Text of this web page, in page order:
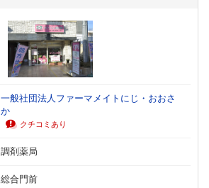
一般社団法人ファーマメイトにじ・おおさ
か
クチコミあり
調剤薬局
総合門前